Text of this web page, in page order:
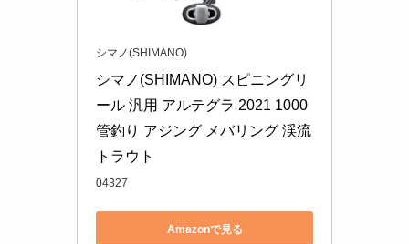
シマノ(SHIMANO)
シマノ(SHIMANO) スピニングリ
ール 汎用 アルテグラ 2021 1000
管釣り アジング メバリング 渓流
トラウト
04327
Amazonで見る